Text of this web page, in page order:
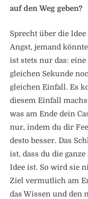
auf den Weg geben?
Sprecht über die
Angst, jemand
ist stets nur das:
gleichen Sekunde
gleichen Einfall. Es
diesem Einfall
was am Ende dein
nur, indem du dir
desto besser. Das
ist, dass du die
Idee ist. So wird sie
Ziel vermutlich am
das Wissen und den